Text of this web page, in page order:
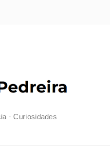
· Curiosidades